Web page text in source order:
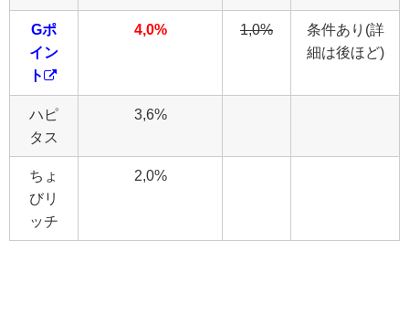
Gポ
イン
ト
4,0% 1,0%
条件あり(詳
細は後ほど)
ハピ
タス
3,6%
ちょ
びリ
ッチ
2,0%